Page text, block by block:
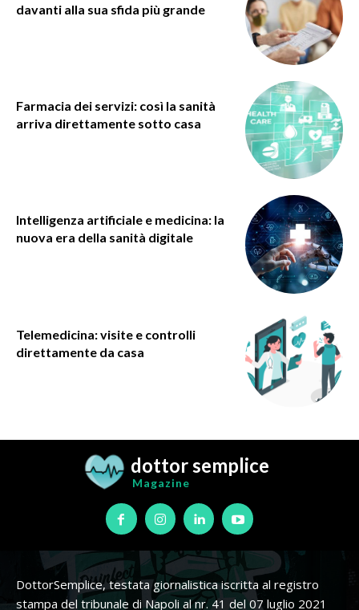
davanti alla sua sfida più grande
Farmacia dei servizi: così la sanità
arriva direttamente sotto casa
Intelligenza artificiale e medicina: la
nuova era della sanità digitale
Telemedicina: visite e controlli
direttamente da casa
dottor semplice
Magazine
DottorSemplice, testata giornalistica iscritta al registro
stampa del tribunale di Napoli al nr. 41 del 07 luglio 2021